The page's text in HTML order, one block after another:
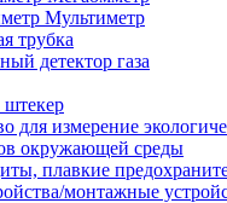
Мультиметр
трубка
детектор газа
штекер
для измерение
окружающей среды
плавкие
монтажные